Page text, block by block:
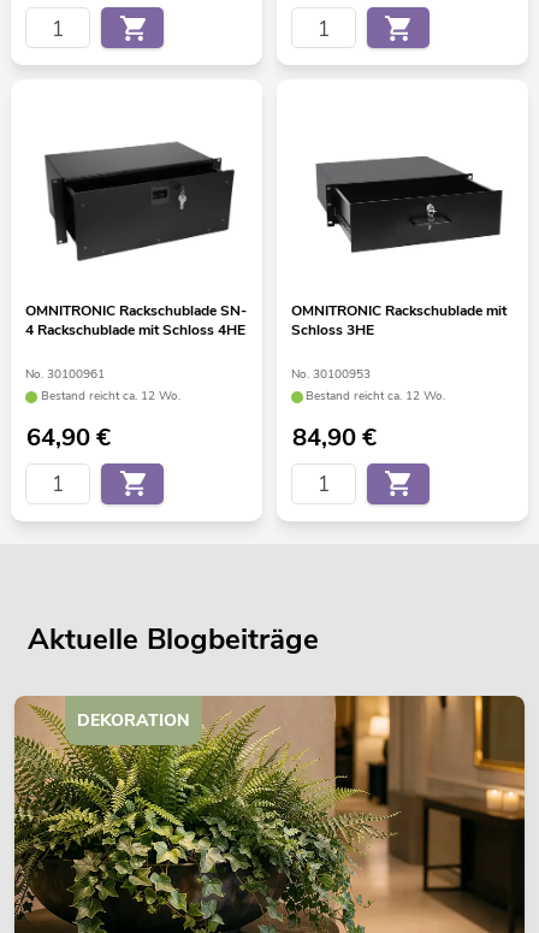
OMNITRONIC Rackschublade SN-
4 Rackschublade mit Schloss 4HE
No. 30100961
Bestand reicht ca. 12 Wo.
64,90€
OMNITRONIC Rackschublade mit
Schloss 3HE
No. 30100953
Bestand reicht ca. 12 Wo.
84,90€
Aktuelle Blogbeiträge
DEKORATION